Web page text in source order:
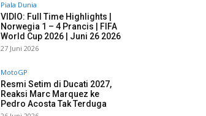
Piala Dunia
VIDIO: Full Time Highlights |
Norwegia 1 – 4 Prancis | FIFA
World Cup 2026 | Juni 26 2026
27 Juni 2026
MotoGP
Resmi Setim di Ducati 2027,
Reaksi Marc Marquez ke
Pedro Acosta Tak Terduga